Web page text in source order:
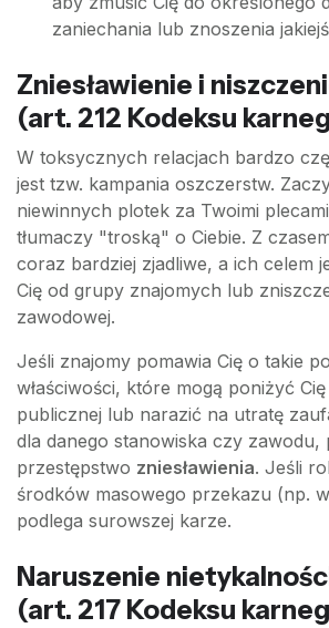
zaniechania lub znoszenia
Zniesławienie i
(art. 212 Kodeksu
W toksycznych relacjach bardzo
jest tzw. kampania oszczerstw.
niewinnych plotek za Twoimi
tłumaczy "troską" o Ciebie. Z
coraz bardziej zjadliwe, a ich celem
Cię od grupy znajomych lub
zawodowej.
Jeśli znajomy pomawia Cię o takie
właściwości, które mogą poniżyć
publicznej lub narazić na utratę
dla danego stanowiska czy zawodu,
przestępstwo zniesławienia. Jeśli
środków masowego przekazu (np.
podlega surowszej karze.
Naruszenie
(art. 217 Kodeksu